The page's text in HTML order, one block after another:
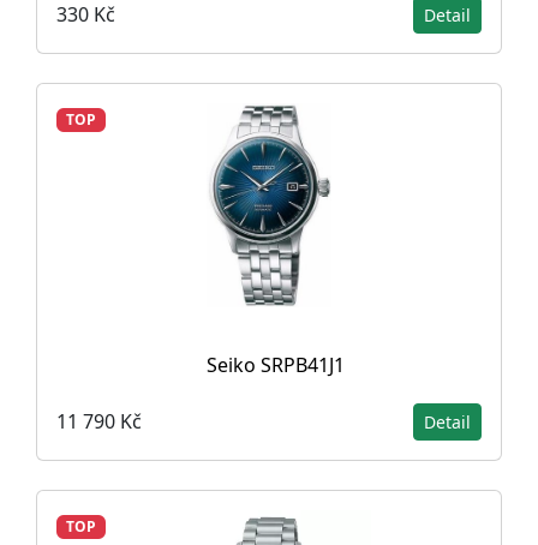
330 Kč Detail
TOP
Seiko SRPB41J1
11 790 Kč Detail
TOP